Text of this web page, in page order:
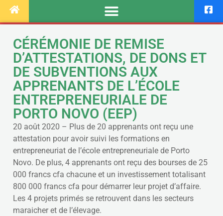
CÉRÉMONIE DE REMISE
D’ATTESTATIONS, DE DONS ET
DE SUBVENTIONS AUX
APPRENANTS DE L’ÉCOLE
ENTREPRENEURIALE DE
PORTO NOVO (EEP)
20 août 2020 – Plus de 20 apprenants ont reçu une
attestation pour avoir suivi les formations en
entrepreneuriat de l’école entrepreneuriale de Porto
Novo. De plus, 4 apprenants ont reçu des bourses de 25
000 francs cfa chacune et un investissement totalisant
800 000 francs cfa pour démarrer leur projet d’affaire.
Les 4 projets primés se retrouvent dans les secteurs
maraicher et de l’élevage.